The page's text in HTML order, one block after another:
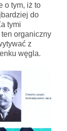
o tym, iż to
do
tymi
organiczny
z
węgla.